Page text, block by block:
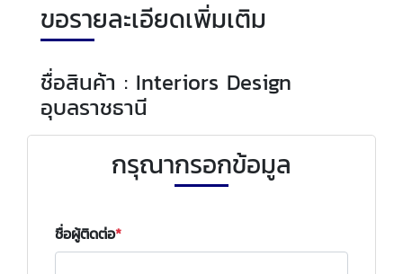
ขอรายละเอียดเพิ่มเติม
ชื่อสินค้า : Interiors Design
อุบลราชธานี
กรุณากรอกข้อมูล
ชื่อผู้ติดต่อ